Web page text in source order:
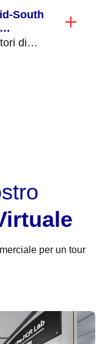
South
del
di
per un tour